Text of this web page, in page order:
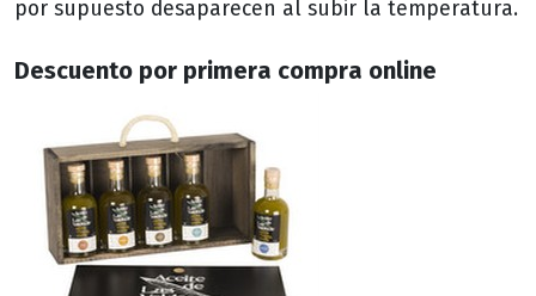
Descuento por primera compra online
por supuesto desaparecen al subir la temperatura.